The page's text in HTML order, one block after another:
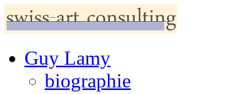
Guy Lamy
biographie